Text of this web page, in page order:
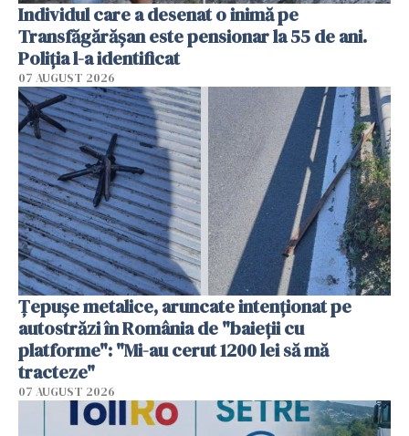
Individul care a desenat o inimă pe
Transfăgărășan este pensionar la 55 de ani.
Poliția l-a identificat
07 AUGUST 2026
Țepușe metalice, aruncate intenționat pe
autostrăzi în România de "baieții cu
platforme": "Mi-au cerut 1200 lei să mă
tracteze"
07 AUGUST 2026